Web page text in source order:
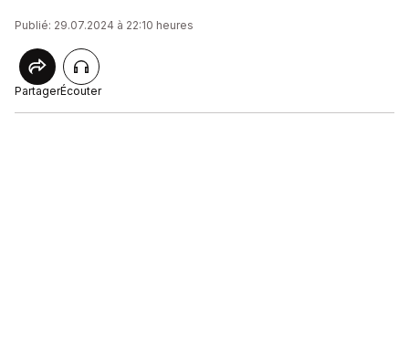
Publié: 29.07.2024 à 22:10 heures
PartagerÉcouter